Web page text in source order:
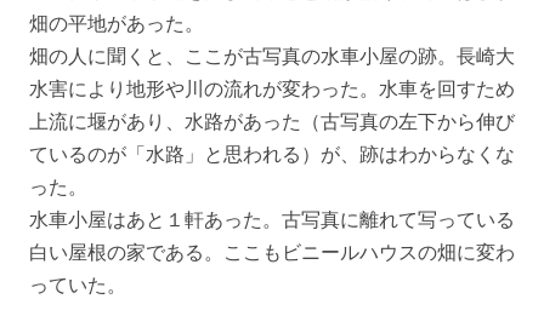
畑の平地があった。
畑の人に聞くと、ここが古写真の水車小屋の跡。長崎大
水害により地形や川の流れが変わった。水車を回すため
上流に堰があり、水路があった（古写真の左下から伸び
ているのが「水路」と思われる）が、跡はわからなくな
った。
水車小屋はあと１軒あった。古写真に離れて写っている
白い屋根の家である。ここもビニールハウスの畑に変わ
っていた。